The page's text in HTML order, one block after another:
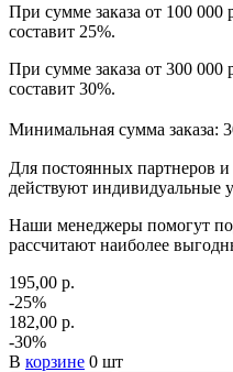
При сумме заказа от 100 000
составит 25%.
При сумме заказа от 300 000
составит 30%.
Минимальная сумма заказа:
Для постоянных партнеров
действуют индивидуальные
Наши менеджеры помогут
рассчитают наиболее
195,00 р.
-25%
182,00 р.
-30%
В корзине 0 шт